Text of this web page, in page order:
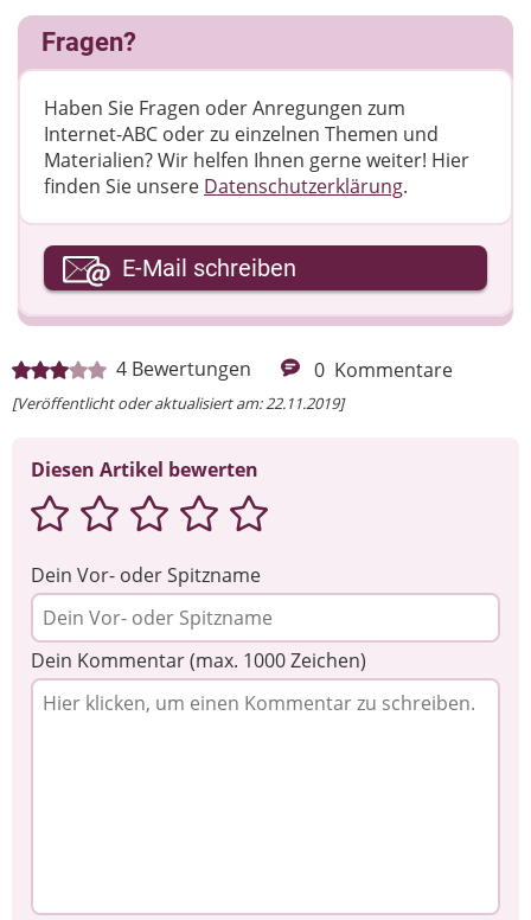
4 Bewertungen 0 Kommentare
[Veröffentlicht oder aktualisiert am: 22.11.2019]
Diesen Artikel bewerten
Dein Vor- oder Spitzname
Dein Kommentar (max. 1000 Zeichen)
Fragen?
Haben Sie Fragen oder Anregungen zum
Internet-ABC oder zu einzelnen Themen und
Materialien? Wir helfen Ihnen gerne weiter! ​Hier
finden Sie unsere Datenschutzerklärung.
Ihre E-Mail-Adresse
Ihre Nachricht
E-Mail schreiben